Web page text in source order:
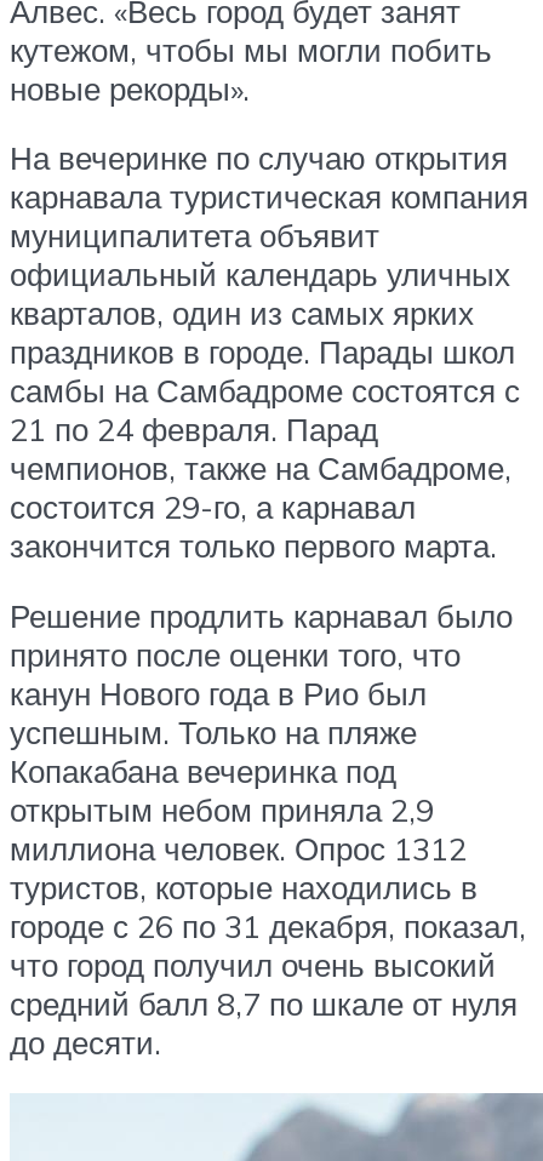
Алвес. «Весь город будет занят
кутежом, чтобы мы могли побить
новые рекорды».
На вечеринке по случаю открытия
карнавала туристическая компания
муниципалитета объявит
официальный календарь уличных
кварталов, один из самых ярких
праздников в городе. Парады школ
самбы на Самбадроме состоятся с
21 по 24 февраля. Парад
чемпионов, также на Самбадроме,
состоится 29-го, а карнавал
закончится только первого марта.
Решение продлить карнавал было
принято после оценки того, что
канун Нового года в Рио был
успешным. Только на пляже
Копакабана вечеринка под
открытым небом приняла 2,9
миллиона человек. Опрос 1312
туристов, которые находились в
городе с 26 по 31 декабря, показал,
что город получил очень высокий
средний балл 8,7 по шкале от нуля
до десяти.